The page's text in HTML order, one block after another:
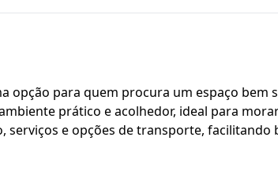
opção para quem procura um espaço bem
prático e acolhedor, ideal para
serviços e opções de transporte, facilitando